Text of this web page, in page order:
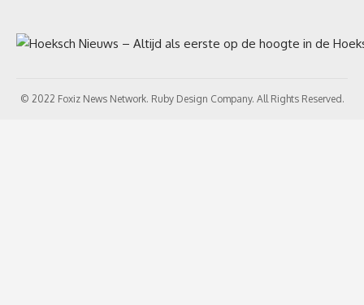
© 2022 Foxiz News Network. Ruby Design Company. All Rights Reserved.